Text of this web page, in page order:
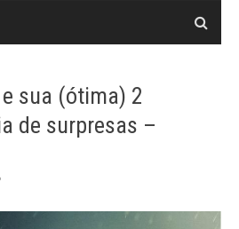
sua (ótima) 2
de surpresas –